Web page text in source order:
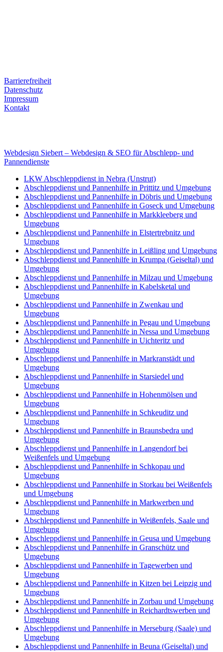
Barrierefreiheit
Datenschutz
Impressum
Kontakt
Webdesign Siebert – Webdesign & SEO für Abschlepp- und
Pannendienste
LKW Abschleppdienst in Nebra (Unstrut)
Abschleppdienst und Pannenhilfe in Prittitz und Umgebung
Abschleppdienst und Pannenhilfe in Döbris und Umgebung
Abschleppdienst und Pannenhilfe in Goseck und Umgebung
Abschleppdienst und Pannenhilfe in Markkleeberg und
Umgebung
Abschleppdienst und Pannenhilfe in Elstertrebnitz und
Umgebung
Abschleppdienst und Pannenhilfe in Leißling und Umgebung
Abschleppdienst und Pannenhilfe in Krumpa (Geiseltal) und
Umgebung
Abschleppdienst und Pannenhilfe in Milzau und Umgebung
Abschleppdienst und Pannenhilfe in Kabelsketal und
Umgebung
Abschleppdienst und Pannenhilfe in Zwenkau und
Umgebung
Abschleppdienst und Pannenhilfe in Pegau und Umgebung
Abschleppdienst und Pannenhilfe in Nessa und Umgebung
Abschleppdienst und Pannenhilfe in Uichteritz und
Umgebung
Abschleppdienst und Pannenhilfe in Markranstädt und
Umgebung
Abschleppdienst und Pannenhilfe in Starsiedel und
Umgebung
Abschleppdienst und Pannenhilfe in Hohenmölsen und
Umgebung
Abschleppdienst und Pannenhilfe in Schkeuditz und
Umgebung
Abschleppdienst und Pannenhilfe in Braunsbedra und
Umgebung
Abschleppdienst und Pannenhilfe in Langendorf bei
Weißenfels und Umgebung
Abschleppdienst und Pannenhilfe in Schkopau und
Umgebung
Abschleppdienst und Pannenhilfe in Storkau bei Weißenfels
und Umgebung
Abschleppdienst und Pannenhilfe in Markwerben und
Umgebung
Abschleppdienst und Pannenhilfe in Weißenfels, Saale und
Umgebung
Abschleppdienst und Pannenhilfe in Geusa und Umgebung
Abschleppdienst und Pannenhilfe in Granschütz und
Umgebung
Abschleppdienst und Pannenhilfe in Tagewerben und
Umgebung
Abschleppdienst und Pannenhilfe in Kitzen bei Leipzig und
Umgebung
Abschleppdienst und Pannenhilfe in Zorbau und Umgebung
Abschleppdienst und Pannenhilfe in Reichardtswerben und
Umgebung
Abschleppdienst und Pannenhilfe in Merseburg (Saale) und
Umgebung
Abschleppdienst und Pannenhilfe in Beuna (Geiseltal) und